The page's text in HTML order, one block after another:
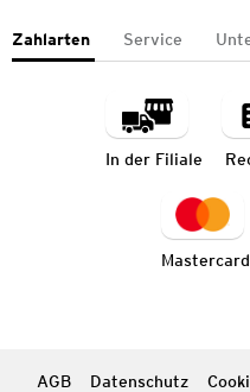
Zahlarten Service
In der Filiale
Mastercard
AGB Datenschutz